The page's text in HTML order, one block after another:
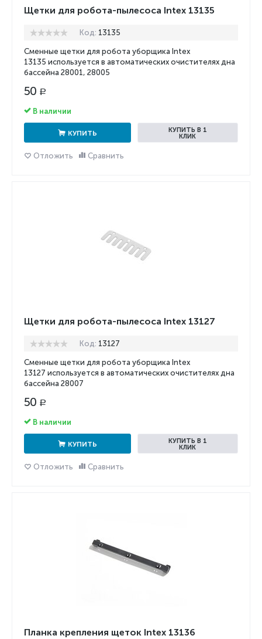
Щетки для робота-пылесоса Intex 13135
Код: 13135
Сменные щетки для робота уборщика Intex
13135 используется в автоматических очистителях дна
бассейна 28001, 28005
50 Р
В наличии
КУПИТЬ
КУПИТЬ В 1
КЛИК
Отложить Сравнить
Щетки для робота-пылесоса Intex 13127
Код: 13127
Сменные щетки для робота уборщика Intex
13127 используется в автоматических очистителях дна
бассейна 28007
50 Р
В наличии
КУПИТЬ
КУПИТЬ В 1
КЛИК
Отложить Сравнить
Планка крепления щеток Intex 13136